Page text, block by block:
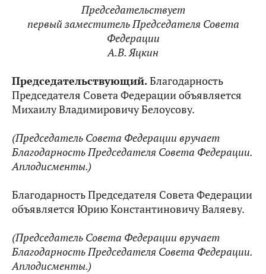
Председательствует
первый заместитель Председателя Совета
Федерации
А.В. Яцкин
Председательствующий.Благодарность
Председателя Совета Федерации объявляется
Михаилу Владимировичу Белоусову.
(Председатель Совета Федерации вручает
Благодарность Председателя Совета Федерации.
Аплодисменты.)
Благодарность Председателя Совета Федерации
объявляется Юрию Константиновичу Валяеву.
(Председатель Совета Федерации вручает
Благодарность Председателя Совета Федерации.
Аплодисменты.)